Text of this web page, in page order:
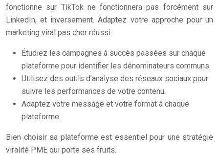
fonctionne sur TikTok ne fonctionnera pas forcément sur
LinkedIn, et inversement. Adaptez votre approche pour un
marketing viral pas cher réussi.
Étudiez les campagnes à succès passées sur chaque
plateforme pour identifier les dénominateurs communs.
Utilisez des outils d’analyse des réseaux sociaux pour
suivre les performances de votre contenu.
Adaptez votre message et votre format à chaque
plateforme.
Bien choisir sa plateforme est essentiel pour une stratégie
viralité PME qui porte ses fruits.